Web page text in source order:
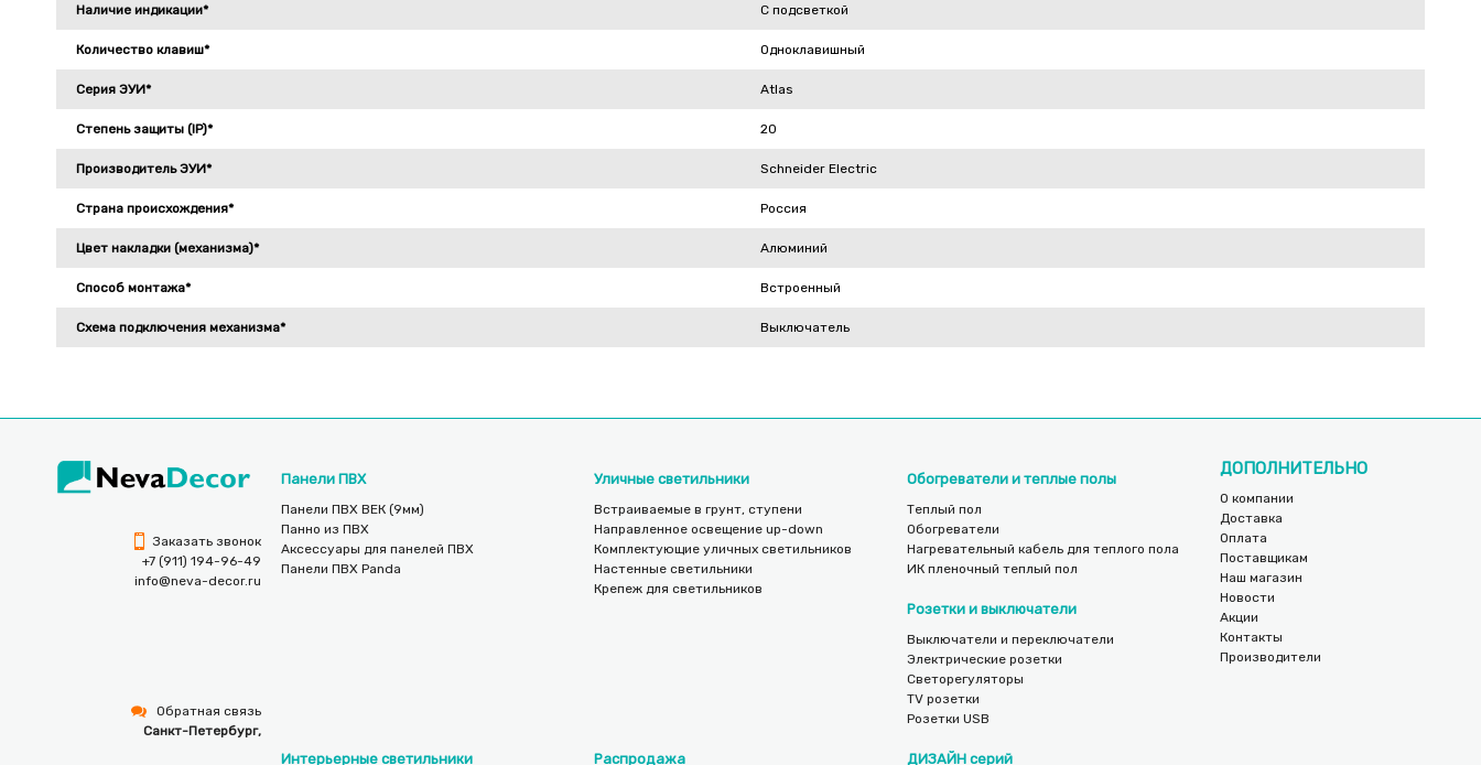
Наличие индикации* С подсветкой
Количество клавиш* Одноклавишный
Серия ЭУИ* Atlas
Степень защиты (IP)* 20
Производитель ЭУИ* Schneider Electric
Страна происхождения* Россия
Цвет накладки (механизма)* Алюминий
Способ монтажа* Встроенный
Схема подключения механизма* Выключатель
Заказать звонок
+7 (911) 194-96-49
info@neva-decor.ru
Обратная связь
Санкт-Петербург,
Панели ПВХ
Панели ПВХ ВЕК (9мм)
Панно из ПВХ
Аксессуары для панелей ПВХ
Панели ПВХ Panda
Уличные светильники
Встраиваемые в грунт, ступени
Направленное освещение up-down
Комплектующие уличных светильников
Настенные светильники
Крепеж для светильников
Обогреватели и теплые полы
Теплый пол
Обогреватели
Нагревательный кабель для теплого пола
ИК пленочный теплый пол
Розетки и выключатели
Выключатели и переключатели
Электрические розетки
Светорегуляторы
TV розетки
Розетки USB
Интерьерные светильники Распродажа ДИЗАЙН серий
ДОПОЛНИТЕЛЬНО
О компании
Доставка
Оплата
Поставщикам
Наш магазин
Новости
Акции
Контакты
Производители